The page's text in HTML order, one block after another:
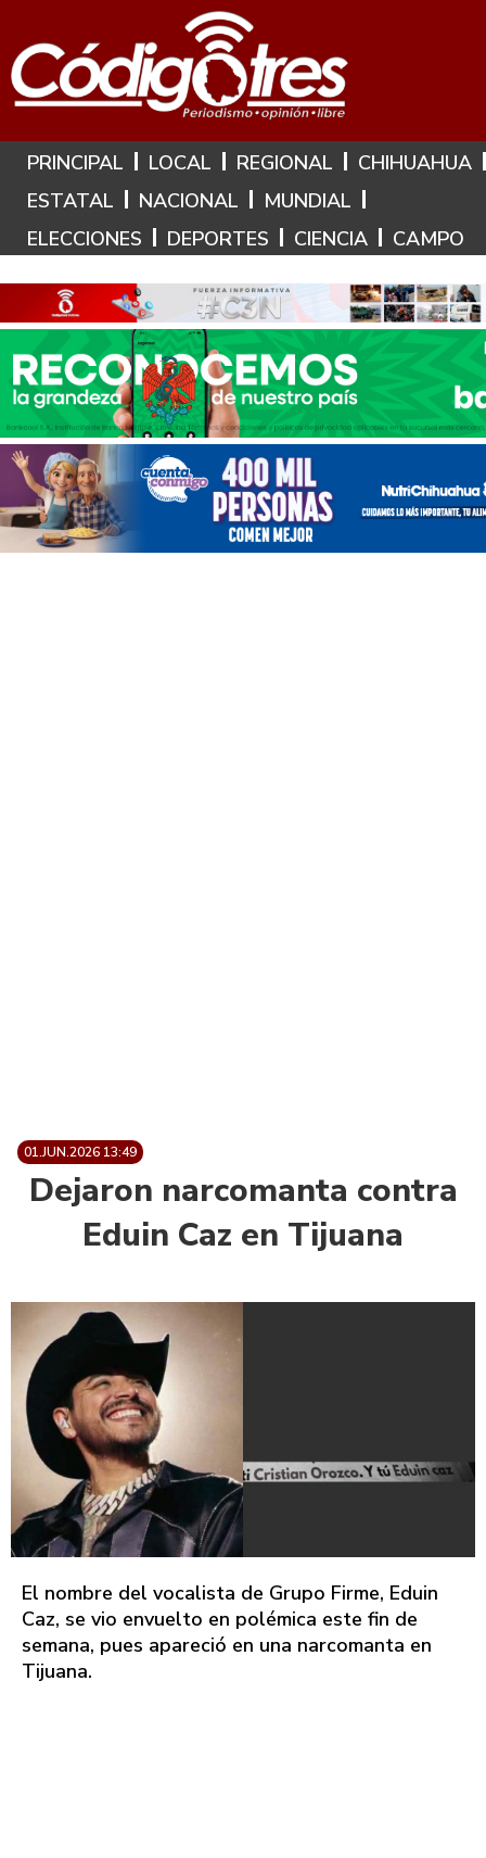
Hoy es: 9 de Agosto de 2026
PRINCIPAL LOCAL REGIONAL
CHIHUAHUA
ESTATAL
NACIONAL
MUNDIAL
ELECCIONES
DEPORTES CIENCIA CAMPO
01.JUN.2026 13:49
Dejaron narcomanta contra
Eduin Caz en Tijuana
El nombre del vocalista de Grupo Firme, Eduin
Caz, se vio envuelto en polémica este fin de
semana, pues apareció en una narcomanta en
Tijuana.